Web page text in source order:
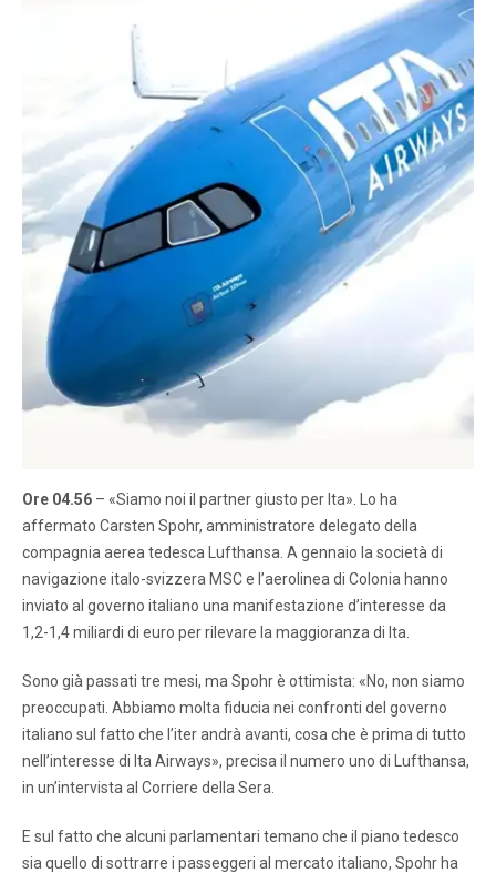
Ore 04.56 – «Siamo noi il partner giusto per Ita». Lo ha
affermato Carsten Spohr, amministratore delegato della
compagnia aerea tedesca Lufthansa. A gennaio la società di
navigazione italo-svizzera MSC e l’aerolinea di Colonia hanno
inviato al governo italiano una manifestazione d’interesse da
1,2-1,4 miliardi di euro per rilevare la maggioranza di Ita.
Sono già passati tre mesi, ma Spohr è ottimista: «No, non siamo
preoccupati. Abbiamo molta fiducia nei confronti del governo
italiano sul fatto che l’iter andrà avanti, cosa che è prima di tutto
nell’interesse di Ita Airways», precisa il numero uno di Lufthansa,
in un’intervista al Corriere della Sera.
E sul fatto che alcuni parlamentari temano che il piano tedesco
sia quello di sottrarre i passeggeri al mercato italiano, Spohr ha